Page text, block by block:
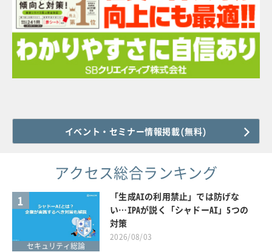
イベント・セミナー情報掲載(無料)
アクセス総合ランキング
1
セキュリティ総論
「生成AIの利用禁止」では防げな
い…IPAが説く「シャドーAI」5つの
対策
2026/08/03